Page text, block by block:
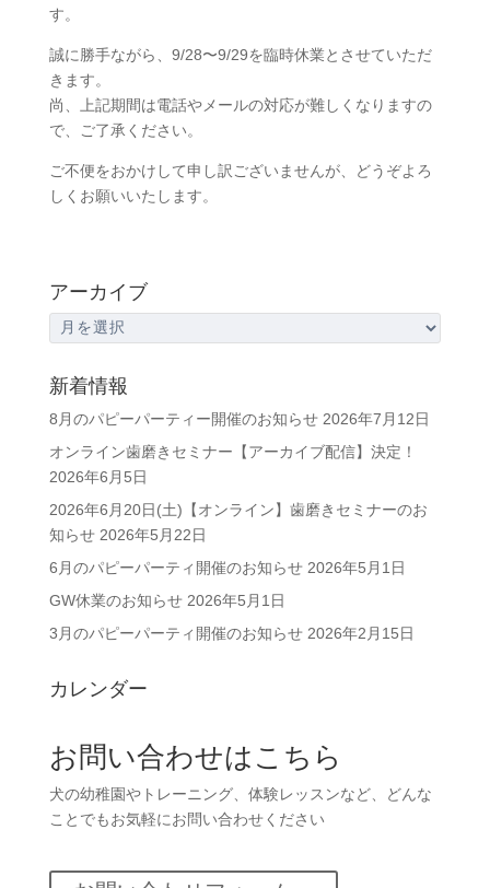
す。
誠に勝手ながら、9/28〜9/29を臨時休業とさせていただ
きます。
尚、上記期間は電話やメールの対応が難しくなりますの
で、ご了承ください。
ご不便をおかけして申し訳ございませんが、どうぞよろ
しくお願いいたします。
アーカイブ
ー
カ
イ
ブ
新着情報
8月のパピーパーティー開催のお知らせ 2026年7月12日
オンライン歯磨きセミナー【アーカイブ配信】決定！
2026年6月5日
2026年6月20日(土)【オンライン】歯磨きセミナーのお
知らせ 2026年5月22日
6月のパピーパーティ開催のお知らせ 2026年5月1日
GW休業のお知らせ 2026年5月1日
3月のパピーパーティ開催のお知らせ 2026年2月15日
カレンダー
お問い合わせはこちら
犬の幼稚園やトレーニング、体験レッスンなど、どんな
ことでもお気軽にお問い合わせください